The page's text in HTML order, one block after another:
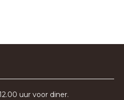
uur voor diner.